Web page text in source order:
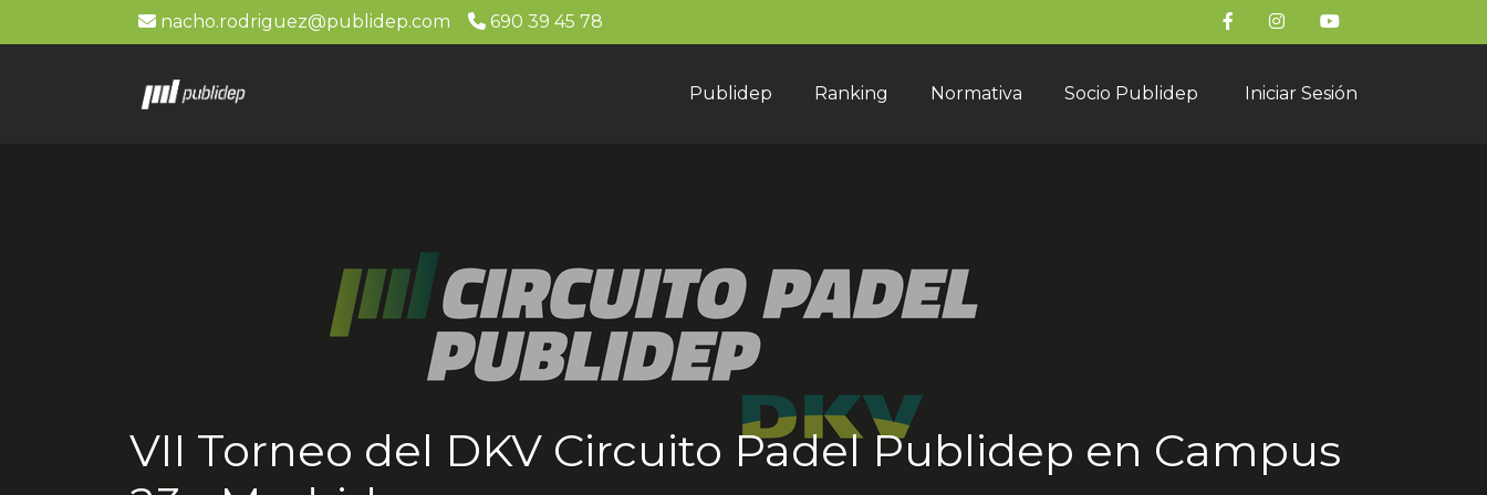
nacho.rodriguez@publidep.com 690 39 45 78
Publidep Ranking Normativa Socio Publidep Iniciar Sesión
VII Torneo del DKV Circuito Padel Publidep en Campus